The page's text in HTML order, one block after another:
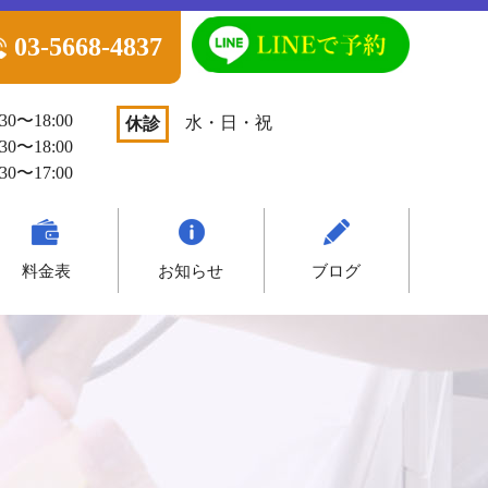
03-5668-4837
〜18:00
〜18:00
〜17:00
休診 水・日・祝
料金表 お知らせ ブログ